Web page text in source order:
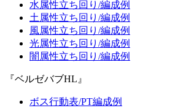
水属性立ち回り/編成例
土属性立ち回り/編成例
風属性立ち回り/編成例
光属性立ち回り/編成例
闇属性立ち回り/編成例
『ベルゼバブHL』
ボス行動表/PT編成例